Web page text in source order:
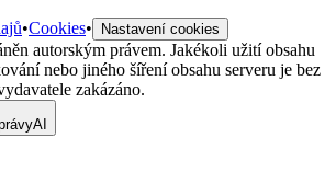
•Cookies• Nastavení cookies
autorským právem. Jakékoli užití obsahu
nebo jiného šíření obsahu serveru je bez
zakázáno.
AI